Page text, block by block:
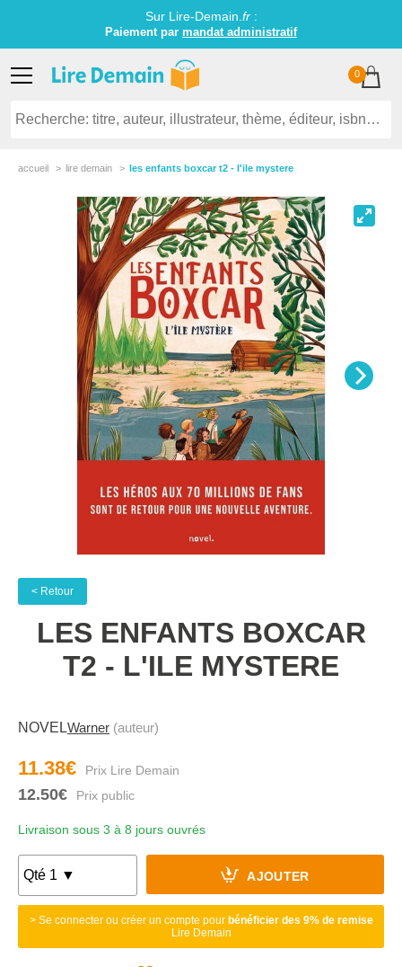
Sur Lire-Demain. fr:
Paiement par mandat administratif
0
accueil lire demain les enfants boxcar t2 - l'ile mystere
< Retour
LES ENFANTS BOXCAR
T2 - L'ILE MYSTERE
NOVELWarner (auteur)
11.38€
12.50€
Livraison sous 3 à 8 jours ouvrés
AJOUTER
> Se connecter ou créer un compte pour bénéficier des 9% de remise
Lire Demain